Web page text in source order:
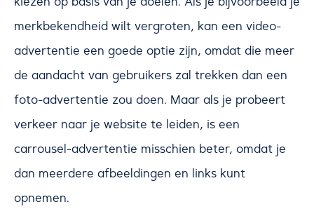
merkbekendheid wilt vergroten, kan een video-
advertentie een goede optie zijn, omdat die meer
de aandacht van gebruikers zal trekken dan een
foto-advertentie zou doen. Maar als je probeert
verkeer naar je website te leiden, is een
carrousel-advertentie misschien beter, omdat je
dan meerdere afbeeldingen en links kunt
opnemen.